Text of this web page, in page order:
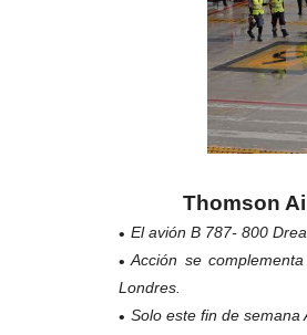
Thomson
El avión B 787- 800
Acción se
Londres.
Solo este fin de semana